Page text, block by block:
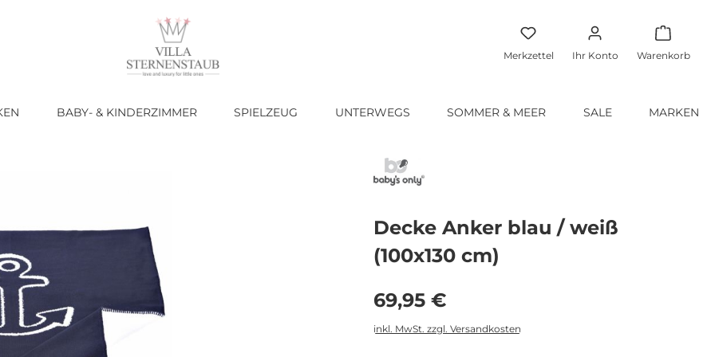
Merkzettel Ihr Konto Warenkorb
BABY- & KINDERZIMMER SPIELZEUG UNTERWEGS SOMMER & MEER SALE MARKEN
Decke Anker blau / weiß
(100x130 cm)
Regulärer Preis:
69,95 €
inkl. MwSt. zzgl. Versandkosten